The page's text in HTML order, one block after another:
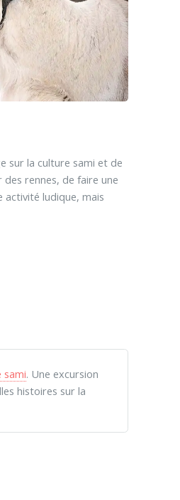
sur la culture sami et de
rennes, de faire une
ludique, mais
sami. Une excursion
histoires sur la